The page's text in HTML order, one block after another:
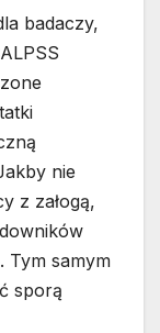
badaczy,
nie
z załogą,
Tym samym
sporą